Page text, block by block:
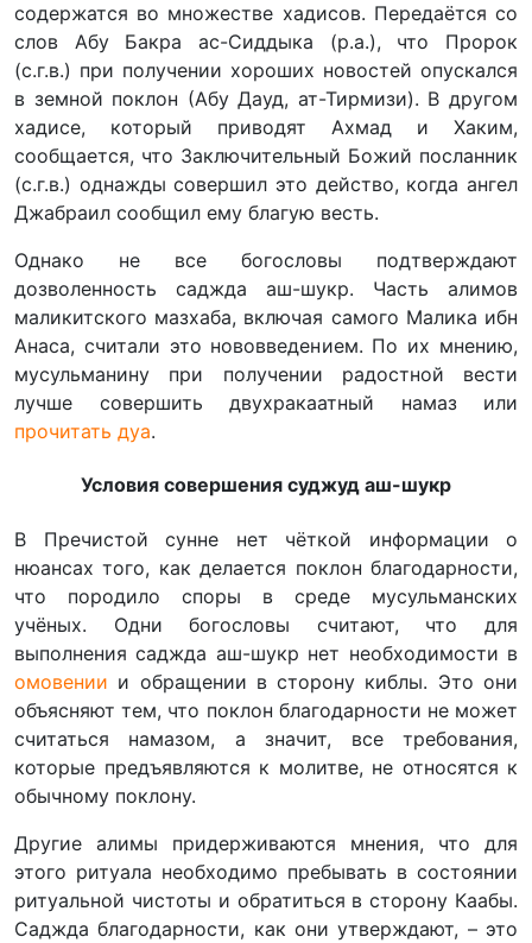
содержатся во множестве хадисов. Передаётся со
слов Абу Бакра ас-Сиддыка (р.а.), что Пророк
(с.г.в.) при получении хороших новостей опускался
в земной поклон (Абу Дауд, ат-Тирмизи). В другом
хадисе, который приводят Ахмад и Хаким,
сообщается, что Заключительный Божий посланник
(с.г.в.) однажды совершил это действо, когда ангел
Джабраил сообщил ему благую весть.
Однако не все богословы подтверждают
дозволенность саджда аш-шукр. Часть алимов
маликитского мазхаба, включая самого Малика ибн
Анаса, считали это нововведением. По их мнению,
мусульманину при получении радостной вести
лучше совершить двухракаатный намаз или
прочитать дуа.
Условия совершения суджуд аш-шукр
В Пречистой сунне нет чёткой информации о
нюансах того, как делается поклон благодарности,
что породило споры в среде мусульманских
учёных. Одни богословы считают, что для
выполнения саджда аш-шукр нет необходимости в
омовении и обращении в сторону киблы. Это они
объясняют тем, что поклон благодарности не может
считаться намазом, а значит, все требования,
которые предъявляются к молитве, не относятся к
обычному поклону.
Другие алимы придерживаются мнения, что для
этого ритуала необходимо пребывать в состоянии
ритуальной чистоты и обратиться в сторону Каабы.
Саджда благодарности, как они утверждают, – это